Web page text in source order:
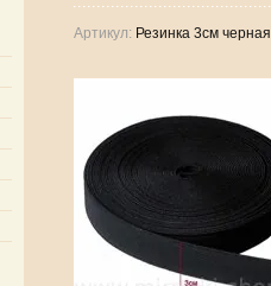
Артикул: Резинка 3см